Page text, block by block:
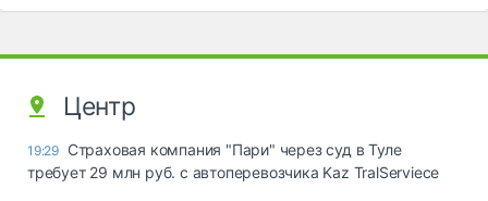
Центр
19:29 Страховая компания "Пари" через суд в Туле
требует 29 млн руб. с автоперевозчика Kaz TralServiece